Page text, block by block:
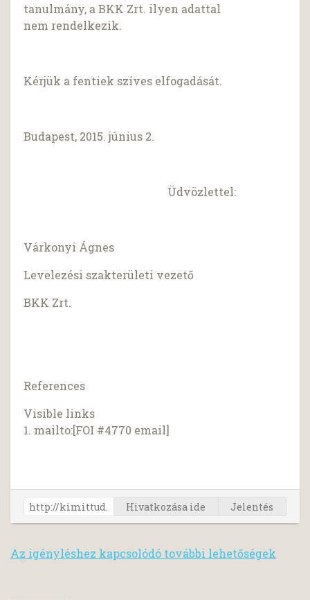
tanulmány, a BKK Zrt. ilyen adattal
nem rendelkezik.
Kérjük a fentiek szíves elfogadását.
Budapest, 2015. június 2.
Üdvözlettel:
Várkonyi Ágnes
Levelezési szakterületi vezető
BKK Zrt.
References
Visible links
1. mailto:[FOI #4770 email]
Hivatkozása ide Jelentés
Az igényléshez kapcsolódó további lehetőségek